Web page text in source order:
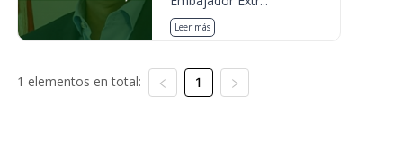
Leer más
1 elementos en total: 1